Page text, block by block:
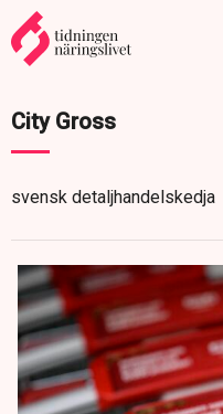
City Gross
svensk detaljhandelskedja